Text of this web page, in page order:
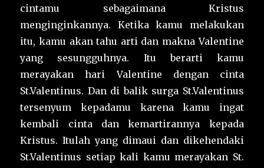
cintamu sebagaimana Kristus
menginginkannya. Ketika kamu melakukan
itu, kamu akan tahu arti dan makna Valentine
yang sesungguhnya. Itu berarti kamu
merayakan hari Valentine dengan cinta
St.Valentinus. Dan di balik surga St.Valentinus
tersenyum kepadamu karena kamu ingat
kembali cinta dan kemartirannya kepada
Kristus. Itulah yang dimaui dan dikehendaki
St.Valentinus setiap kali kamu merayakan St.